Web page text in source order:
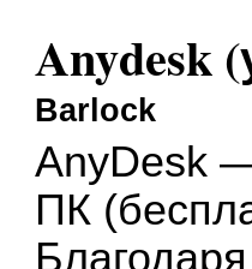
Anydesk
Barlock
AnyDesk
ПК